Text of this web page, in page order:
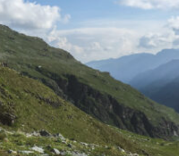
im Ferienort Ovronnaz, hoch über
dem Rhonetal. Bei den ersten
Höhenmetern bis Jorasse hilft die
Sesselbahn. Dann zeigen die
Wegweiser bereits das Tagesziel
Derborence oder das Zwischenziel
Rambert an. Über ausgedehnte
Alpen und steile Felsstufen führt
der Weg in alpines Gelände
unterhalb der Muverans, wo sich
gerne Steinböcke tummeln.
Vorbei an der Cabane Rambert
CAS wandert man weiter zum Col